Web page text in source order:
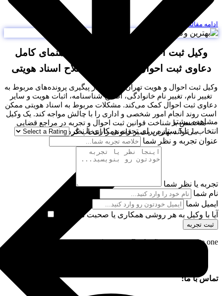
مقاله
وکیل ثبت احوال و هویت تهران | راهنمای کامل
دعاوی ثبت احوال، تغییر نام و اصلاح اسناد هویتی
ثبت احوال و هویت تهران به افراد در پیگیری پرونده‌های مربوط به
تغییر نام، تغییر نام خانوادگی، اصلاح شناسنامه، اثبات هویت و سایر
ثبت احوال کمک می‌کند. مشکلات مربوط به اسناد هویتی ممکن
است روند انجام امور شخصی و اداری را با چالش مواجه کند. یک وکیل
متخصص با شناخت قوانین ثبت احوال و تجربه در مراجع قضایی
می‌تواند بهترین مسیر قانونی را انتخاب کرده و از حقوق...
بیشتر
1 تا 5 ستاره برای تجربه همکاری یا نظر
تجربه و نظر شما
یا نظر شما
شما
شما
با وکیل به هر روشی همکاری یا صحبت داشتید ؟
ثبت تجربه
There are no reviews yet. Be the first one to write
با ما: